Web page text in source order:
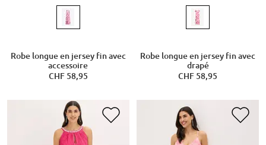
Robe longue en jersey fin avec
accessoire
CHF 58,95
Robe longue en jersey fin avec
drapé
CHF 58,95